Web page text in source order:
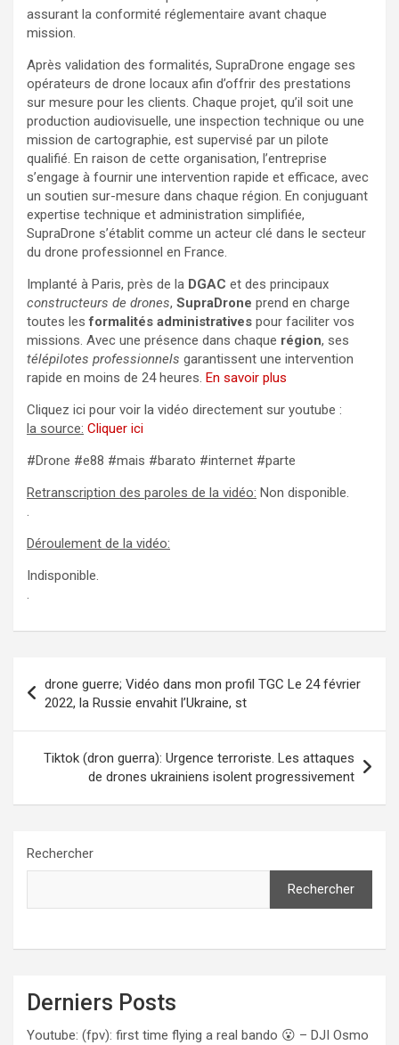
assurant la conformité réglementaire avant chaque
mission.
Après validation des formalités, SupraDrone engage ses
opérateurs de drone locaux afin d’offrir des prestations
sur mesure pour les clients. Chaque projet, qu’il soit une
production audiovisuelle, une inspection technique ou une
mission de cartographie, est supervisé par un pilote
qualifié. En raison de cette organisation, l’entreprise
s’engage à fournir une intervention rapide et efficace, avec
un soutien sur-mesure dans chaque région. En conjuguant
expertise technique et administration simplifiée,
SupraDrone s’établit comme un acteur clé dans le secteur
du drone professionnel en France.
Implanté à Paris, près de la DGAC et des principaux
constructeurs de drones, SupraDrone prend en charge
toutes lesformalités administratives pour faciliter vos
missions. Avec une présence dans chaque région, ses
télépilotes professionnels garantissent une intervention
rapide en moins de 24 heures. En savoir plus
Cliquez ici pour voir la vidéo directement sur youtube :
la source: Cliquer ici
#Drone #e88 #mais #barato #internet #parte
Retranscription des paroles de la vidéo: Non disponible.
.
Déroulement de la vidéo:
Indisponible.
.
de
l’article
drone guerre; Vidéo dans mon profil TGC Le 24 février
2022, la Russie envahit l’Ukraine, st
Tiktok (dron guerra): Urgence terroriste. Les attaques
de drones ukrainiens isolent progressivement
Rechercher
Rechercher
Derniers Posts
Youtube: (fpv): first time flying a real bando 😮 – DJI Osmo